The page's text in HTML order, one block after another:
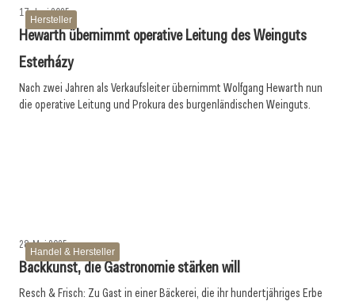
Hersteller
17. Juni 2025
Hewarth übernimmt operative Leitung des Weinguts
Esterházy
Nach zwei Jahren als Verkaufsleiter übernimmt Wolfgang Hewarth nun
die operative Leitung und Prokura des burgenländischen Weinguts.
Handel & Hersteller
28. Mai 2025
Backkunst, die Gastronomie stärken will
Resch & Frisch: Zu Gast in einer Bäckerei, die ihr hundertjähriges Erbe